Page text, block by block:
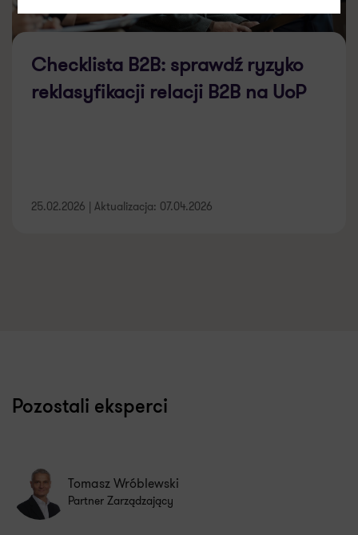
Checklista B2B: sprawdź ryzyko
reklasyfikacji relacji B2B na UoP
25.02.2026 | Aktualizacja: 07.04.2026
Pozostali eksperci
Tomasz Wróblewski
Partner Zarządzający